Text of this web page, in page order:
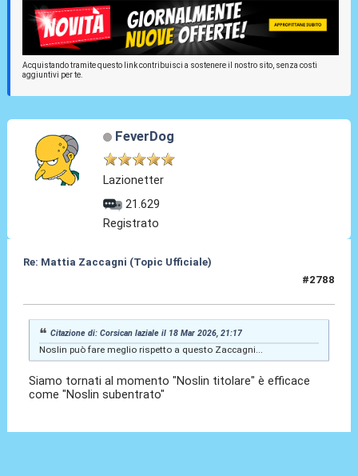
Acquistando tramite questo link contribuisci a sostenere il nostro sito, senza costi
aggiuntivi per te.
FeverDog
Lazionetter
21.629
Registrato
Re: Mattia Zaccagni (Topic Ufficiale)
#2788
Citazione di: Corsican laziale il 18 Mar 2026, 21:17
Noslin può fare meglio rispetto a questo Zaccagni...
Siamo tornati al momento "Noslin titolare" è efficace
come "Noslin subentrato"